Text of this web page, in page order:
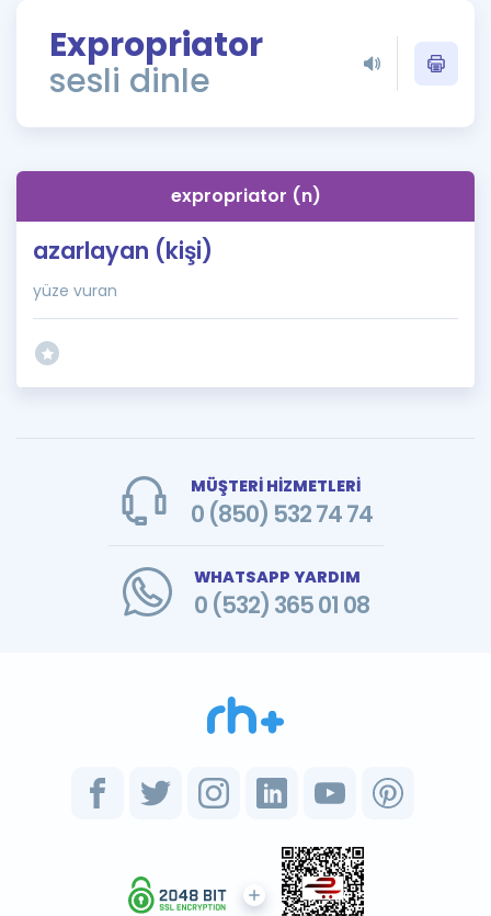
ÖSYM Sınav Takvimi
Kampanyalar
İngilizce Gramer
Expropriator
sesli dinle
expropriator (n)
azarlayan (kişi)
yüze vuran
MÜŞTERİ HİZMETLERİ
0 (850) 532 74 74
WHATSAPP YARDIM
0 (532) 365 01 08